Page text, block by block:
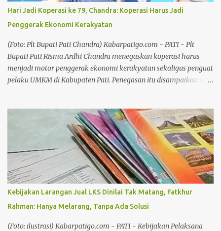
pada 2028. Hingga kini, Trans Jateng sudah beroperasi di tujuh
koridor dengan total armada 115 unit bus. Adapun tujuh koridor
tersebut berada di empat wilayah pengembangan (WP), yaitu
Kendal, Demak, Ungaran (Kabupaten Semarang), Kota Semarang,
Purwodadi (Kedungsepur); Solo Raya; Banyumas R...
Hari Jadi Koperasi ke 79, Chandra: Koperasi Harus Jadi
Penggerak Ekonomi Kerakyatan
(Foto: Plt Bupati Pati Chandra) Kabarpatigo.com - PATI - Plt
Bupati Pati Risma Ardhi Chandra menegaskan koperasi harus
menjadi motor penggerak ekonomi kerakyatan sekaligus penguat
pelaku UMKM di Kabupaten Pati. Penegasan itu disampaikan saat
Prabowo Subianto yang menempatkan ketahanan pangan dan
penguatan koperasi sebagai prioritas nasional. Chandra
mengatakan penguatan koperasi menjadi langkah strategis untuk
memperkuat ekonomi masyarakat dari tingkat bawah. Baca juga:
Hari Jadi ke 703 Kabupaten Pati Akan Dimeriahkan Pawai Artis
Baca juga: Pekan Kreasi Pati 2026, Pemkab: Bukan Lapak Liar, Ini
Agenda Resmi Daerah Menurutnya, negara-negara maju mampu
membangun perekonomian yang kokoh karena memiliki
gerakan koperasi yang kuat dan berkelanjutan. "Dengan kegiatan
berkoperasi, ekonomi kerakyatan bisa tumbuh, ekonomi
Kebijakan Larangan Jual LKS Dinilai Tak Matang, Fatkhur
Rahman: Hanya Melarang, Tanpa Ada Solusi
(Foto: ilustrasi) Kabarpatigo.com - PATI - Kebijakan Pelaksana